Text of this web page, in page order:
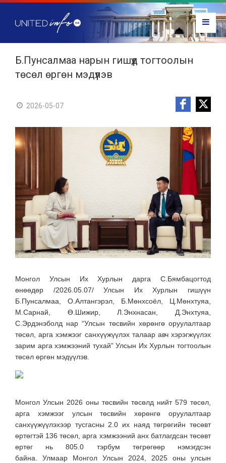
Б.Пунсалмаа нарын гишүүд тогтоолын
төсөл өргөн мэдүүлэв
2026-05-07
Монгол Улсын Их Хурлын дарга С.Бямбацогтод
өнөөдөр /2026.05.07/ Улсын Их Хурлын гишүүн
Б.Пунсалмаа, О.Алтангэрэл, Б.Мөнхсоёл, Ц.Мөнхтуяа,
М.Сарнай, Ө.Шижир, Л.Энхнасан, Д.Энхтуяа,
С.Эрдэнэболд нар “Улсын төсвийн хөрөнгө оруулалтаар
төсөл, арга хэмжээг санхүүжүүлэх талаар авч хэрэгжүүлэх
зарим арга хэмжээний тухай” Улсын Их Хурлын тогтоолын
төсөл өргөн мэдүүлэв.
Монгол Улсын 2026 оны төсвийн төсөлд нийт 579 төсөл,
арга хэмжээг улсын төсвийн хөрөнгө оруулалтаар
санхүүжүүлэхээр тусгасны 2.0 их наяд төгрөгийн төсөвт
өртөгтэй 136 төсөл, арга хэмжээний анх батлагдсан төсөвт
өртөг нь 805.0 тэрбум төгрөгөөр нэмэгдсэн
байна. Улмаар Монгол Улсын 2024, 2025 оны улсын